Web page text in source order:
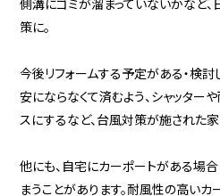
側溝にゴミが溜まっていないかなど
策に。
今後リフォームする予定がある・検
安にならなくて済むよう、シャッター
スにするなど、台風対策が施された
他にも、自宅にカーポートがある場
まうことがあります。耐風性の高いカ